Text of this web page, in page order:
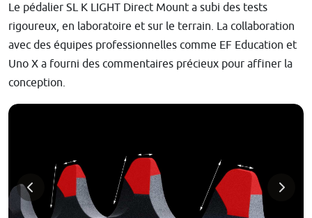
Le pédalier SL K LIGHT Direct Mount a subi des tests
rigoureux, en laboratoire et sur le terrain. La collaboration
avec des équipes professionnelles comme EF Education et
Uno X a fourni des commentaires précieux pour affiner la
conception.